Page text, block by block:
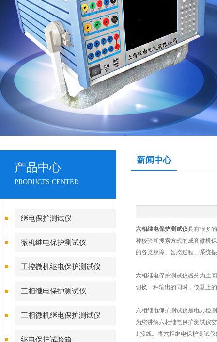
产品中心
PRODUCTS CENTER
继电保护测试仪
微机继电保护测试仪
工控微机继电保护测试仪
三相继电保护测试仪
三相微机继电保护测试仪
继电保护试验箱
新闻中心
六相继电保护测试仪具有很多
种校验和搜索方式的成套微机
的各类故障、暂态过程、系统
六相继电保护测试仪器分为主
切换一种输出的同时，仪器上
六相继电保护测试仪是电力检
为您讲解六相继电保护测试仪
1.接线。将六相继电保护测试